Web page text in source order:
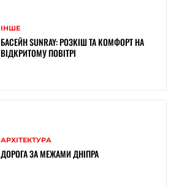
ІНШЕ
БАСЕЙН SUNRAY: РОЗКІШ ТА КОМФОРТ НА
ВІДКРИТОМУ ПОВІТРІ
АРХІТЕКТУРА
ДОРОГА ЗА МЕЖАМИ ДНІПРА